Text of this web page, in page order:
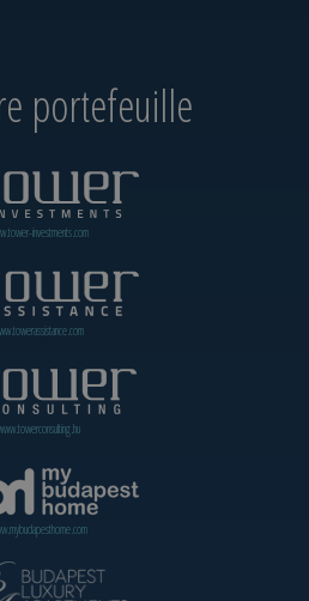
portefeuille
investments.com